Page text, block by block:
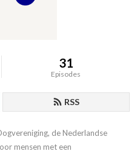
31
Episodes
RSS
de Nederlandse
mensen met een